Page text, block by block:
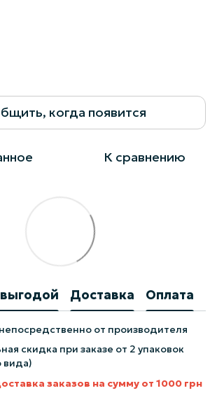
когда появится
К сравнению
Доставка Оплата
от производителя
скидка при заказе от 2 упаковок
вида)
заказов на сумму от 1000 грн